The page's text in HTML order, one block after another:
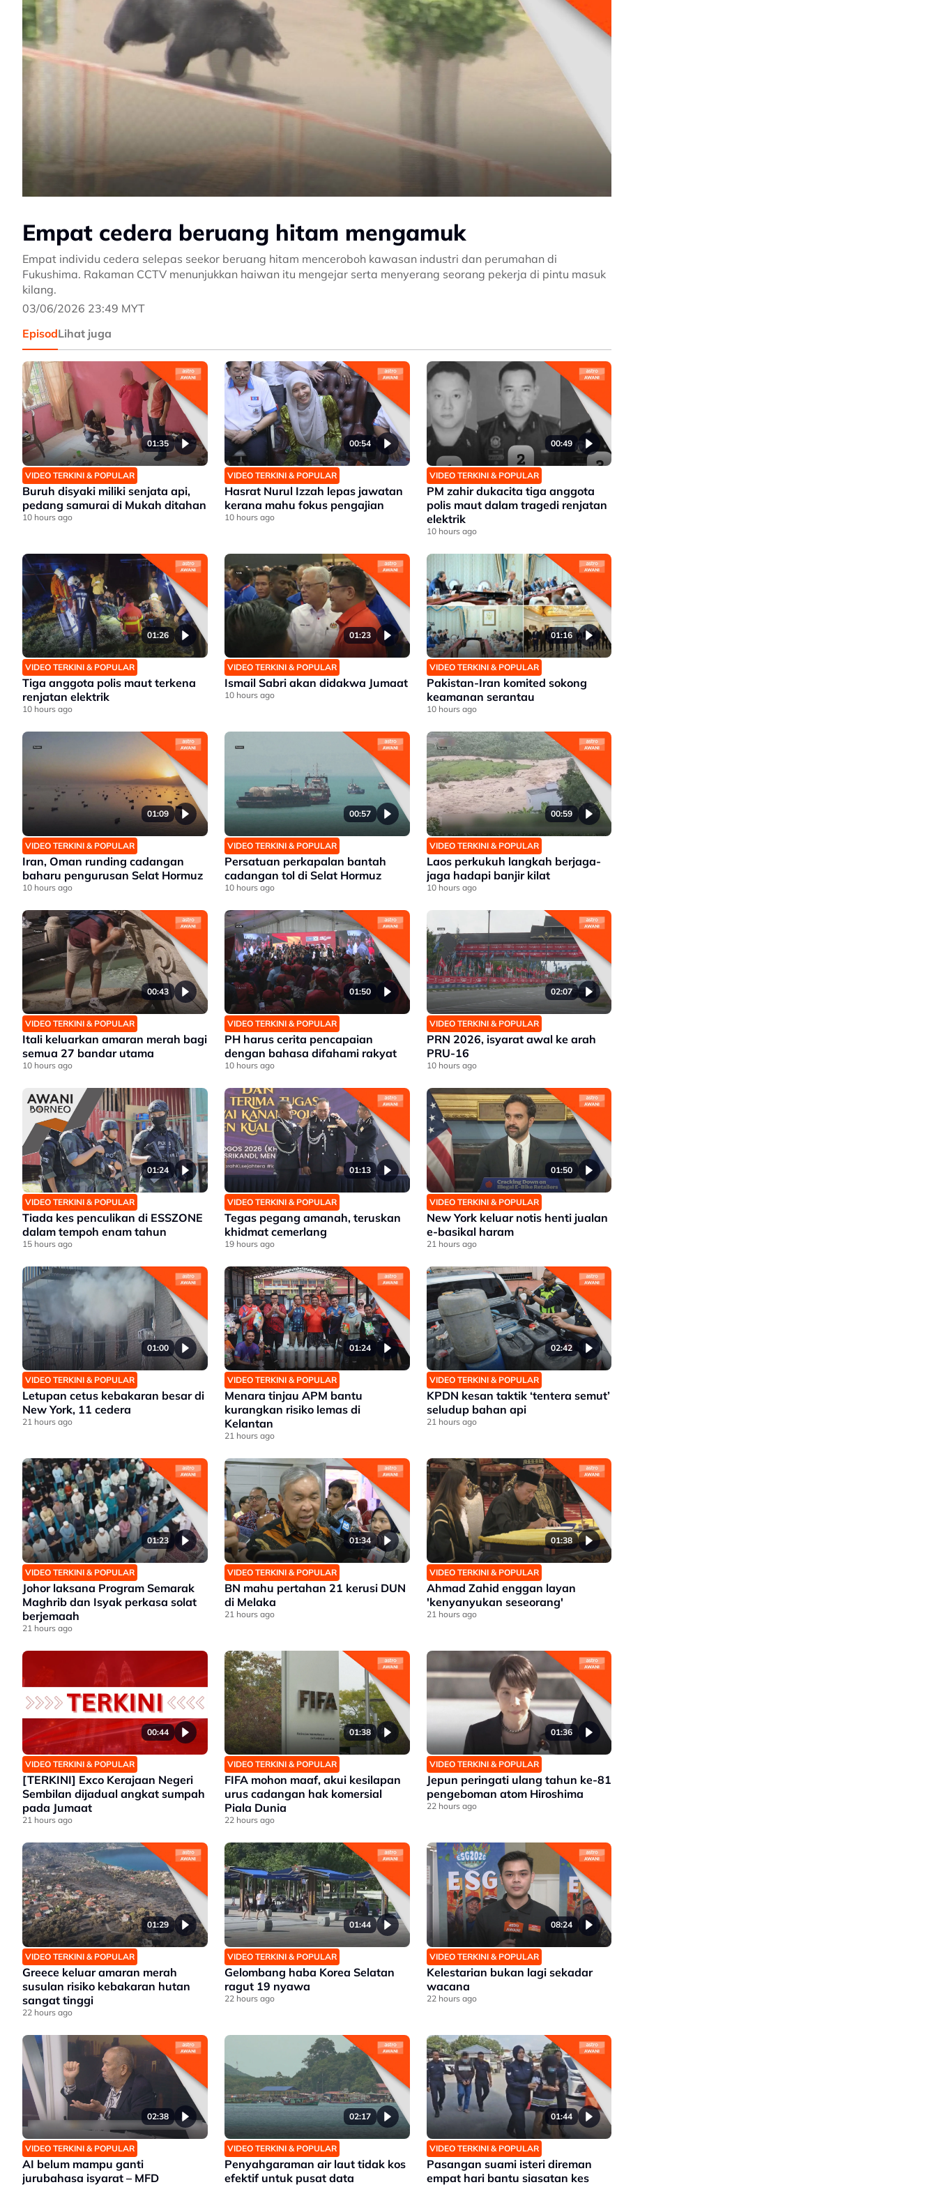
Empat cedera beruang hitam mengamuk
Empat individu cedera selepas seekor beruang hitam menceroboh kawasan industri dan perumahan di
Fukushima. Rakaman CCTV menunjukkan haiwan itu mengejar serta menyerang seorang pekerja di pintu masuk
kilang.
03/06/2026 23:49 MYT
EpisodLihat juga
01:35
VIDEO TERKINI & POPULAR
Buruh disyaki miliki senjata api,
pedang samurai di Mukah ditahan
10 hours ago
00:54
VIDEO TERKINI & POPULAR
Hasrat Nurul Izzah lepas jawatan
kerana mahu fokus pengajian
10 hours ago
00:49
VIDEO TERKINI & POPULAR
PM zahir dukacita tiga anggota
polis maut dalam tragedi renjatan
elektrik
10 hours ago
01:26
VIDEO TERKINI & POPULAR
Tiga anggota polis maut terkena
renjatan elektrik
10 hours ago
01:23
VIDEO TERKINI & POPULAR
Ismail Sabri akan didakwa Jumaat
10 hours ago
01:16
VIDEO TERKINI & POPULAR
Pakistan-Iran komited sokong
keamanan serantau
10 hours ago
01:09
VIDEO TERKINI & POPULAR
Iran, Oman runding cadangan
baharu pengurusan Selat Hormuz
10 hours ago
00:57
VIDEO TERKINI & POPULAR
Persatuan perkapalan bantah
cadangan tol di Selat Hormuz
10 hours ago
00:59
VIDEO TERKINI & POPULAR
Laos perkukuh langkah berjaga-
jaga hadapi banjir kilat
10 hours ago
00:43
VIDEO TERKINI & POPULAR
Itali keluarkan amaran merah bagi
semua 27 bandar utama
10 hours ago
01:50
VIDEO TERKINI & POPULAR
PH harus cerita pencapaian
dengan bahasa difahami rakyat
10 hours ago
02:07
VIDEO TERKINI & POPULAR
PRN 2026, isyarat awal ke arah
PRU-16
10 hours ago
01:24
VIDEO TERKINI & POPULAR
Tiada kes penculikan di ESSZONE
dalam tempoh enam tahun
15 hours ago
01:13
VIDEO TERKINI & POPULAR
Tegas pegang amanah, teruskan
khidmat cemerlang
19 hours ago
01:50
VIDEO TERKINI & POPULAR
New York keluar notis henti jualan
e-basikal haram
21 hours ago
01:00
VIDEO TERKINI & POPULAR
Letupan cetus kebakaran besar di
New York, 11 cedera
21 hours ago
01:24
VIDEO TERKINI & POPULAR
Menara tinjau APM bantu
kurangkan risiko lemas di
Kelantan
21 hours ago
02:42
VIDEO TERKINI & POPULAR
KPDN kesan taktik ‘tentera semut’
seludup bahan api
21 hours ago
01:23
VIDEO TERKINI & POPULAR
Johor laksana Program Semarak
Maghrib dan Isyak perkasa solat
berjemaah
21 hours ago
01:34
VIDEO TERKINI & POPULAR
BN mahu pertahan 21 kerusi DUN
di Melaka
21 hours ago
01:38
VIDEO TERKINI & POPULAR
Ahmad Zahid enggan layan
'kenyanyukan seseorang'
21 hours ago
00:44
VIDEO TERKINI & POPULAR
[TERKINI] Exco Kerajaan Negeri
Sembilan dijadual angkat sumpah
pada Jumaat
21 hours ago
01:38
VIDEO TERKINI & POPULAR
FIFA mohon maaf, akui kesilapan
urus cadangan hak komersial
Piala Dunia
22 hours ago
01:36
VIDEO TERKINI & POPULAR
Jepun peringati ulang tahun ke-81
pengeboman atom Hiroshima
22 hours ago
01:29
VIDEO TERKINI & POPULAR
Greece keluar amaran merah
susulan risiko kebakaran hutan
sangat tinggi
22 hours ago
01:44
VIDEO TERKINI & POPULAR
Gelombang haba Korea Selatan
ragut 19 nyawa
22 hours ago
08:24
VIDEO TERKINI & POPULAR
Kelestarian bukan lagi sekadar
wacana
22 hours ago
02:38
VIDEO TERKINI & POPULAR
AI belum mampu ganti
jurubahasa isyarat – MFD
02:17
VIDEO TERKINI & POPULAR
Penyahgaraman air laut tidak kos
efektif untuk pusat data
01:44
VIDEO TERKINI & POPULAR
Pasangan suami isteri direman
empat hari bantu siasatan kes